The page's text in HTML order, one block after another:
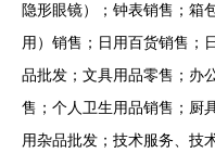
隐形眼镜）；钟表销售；箱
用）销售；日用百货销售；
品批发；文具用品零售；办
售；个人卫生用品销售；厨
用杂品批发；技术服务、技